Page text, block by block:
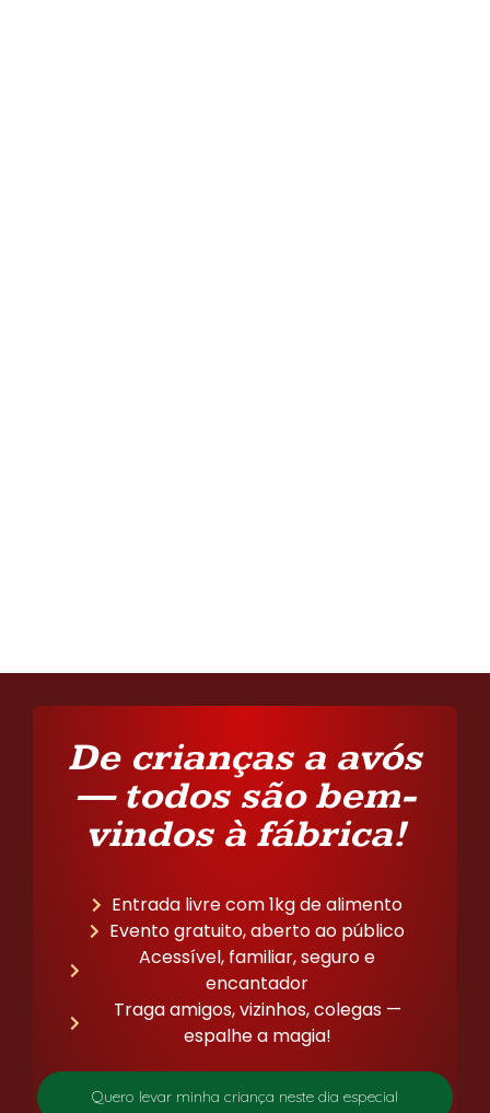
De crianças a avós
— todos são bem-
vindos à fábrica!
Entrada livre com 1kg de alimento
Evento gratuito, aberto ao público
Acessível, familiar, seguro e
encantador
Traga amigos, vizinhos, colegas —
espalhe a magia!
Quero levar minha criança neste dia especial